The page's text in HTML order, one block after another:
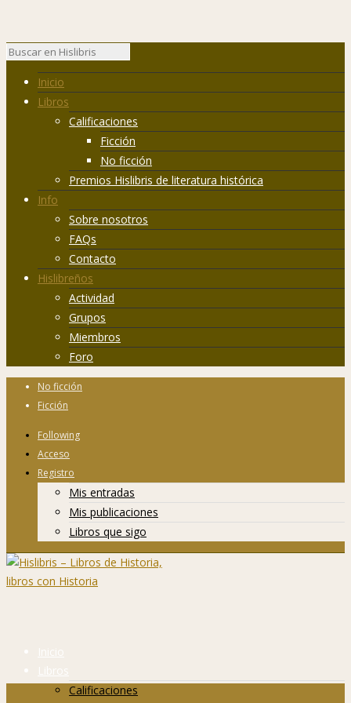
Inicio
Libros
Calificaciones
Ficción
No ficción
Premios Hislibris de literatura histórica
Info
Sobre nosotros
FAQs
Contacto
Hislibreños
Actividad
Grupos
Miembros
Foro
No ficción
Ficción
Following
Acceso
Registro
Mis entradas
Mis publicaciones
Libros que sigo
Inicio
Libros
Calificaciones